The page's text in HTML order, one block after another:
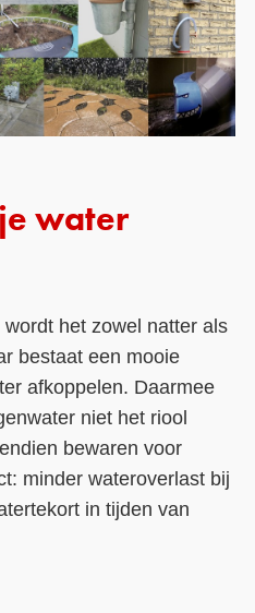
water
het zowel natter als
bestaat een mooie
afkoppelen. Daarmee
niet het riool
bewaren voor
minder wateroverlast bij
in tijden van